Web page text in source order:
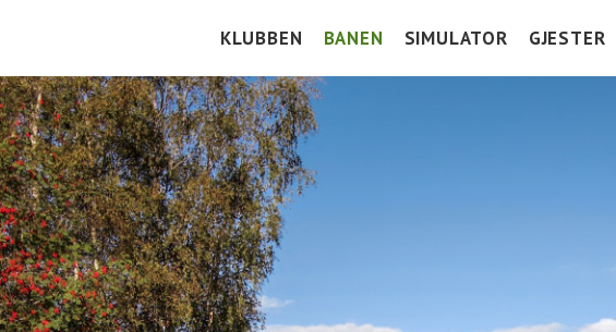
KLUBBEN
HOLE IN ONE
DOKUMENTER
BLI MEDLEM
PRISLISTE 2026
FASILITETER
SAMARBEIDSPARTNERE
BANEN
BANEGUIDE
SIMULATOR GJESTER